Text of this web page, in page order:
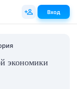
экономики
Вход